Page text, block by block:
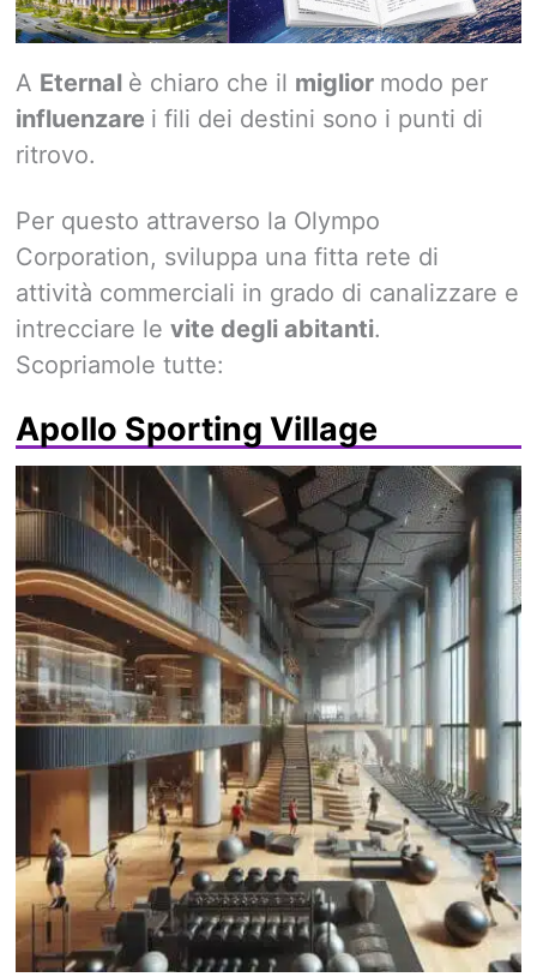
A Eternal è chiaro che il miglior modo per
influenzare i fili dei destini sono i punti di
ritrovo.
Per questo attraverso la Olympo
Corporation, sviluppa una fitta rete di
attività commerciali in grado di canalizzare e
intrecciare le vite degli abitanti.
Scopriamole tutte:
Apollo Sporting Village